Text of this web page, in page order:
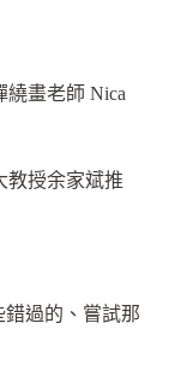
繞畫老師 Nica
教授余家斌推
過的、嘗試那